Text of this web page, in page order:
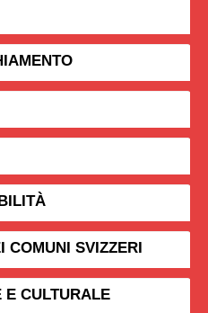
COMUNI SVIZZERI
E CULTURALE